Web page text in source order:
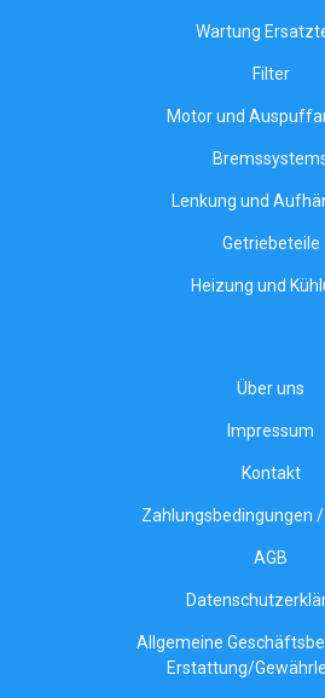
Wartung
Filter
Motor und
Lenkung und
Getriebeteile
Heizung und
Über uns
Impressum
Kontakt
Zahlungsbedingungen
AGB
Allgemeine
Erstattung/